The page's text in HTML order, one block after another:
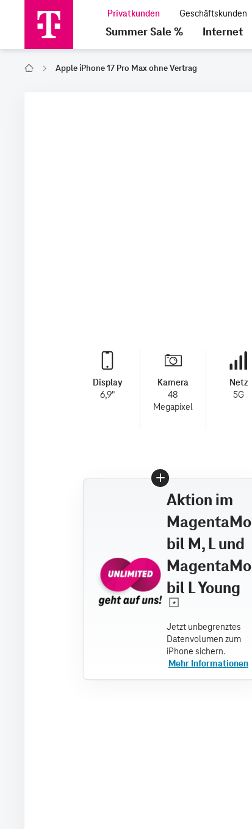
Summer Sale % Internet
Home Apple iPhone 17 Pro Max ohne Vertrag
Display
6,9"
Kamera
48
Megapixel
Netz
5G
Aktion im
MagentaMo
bil M, L und
MagentaMo
bil L Young